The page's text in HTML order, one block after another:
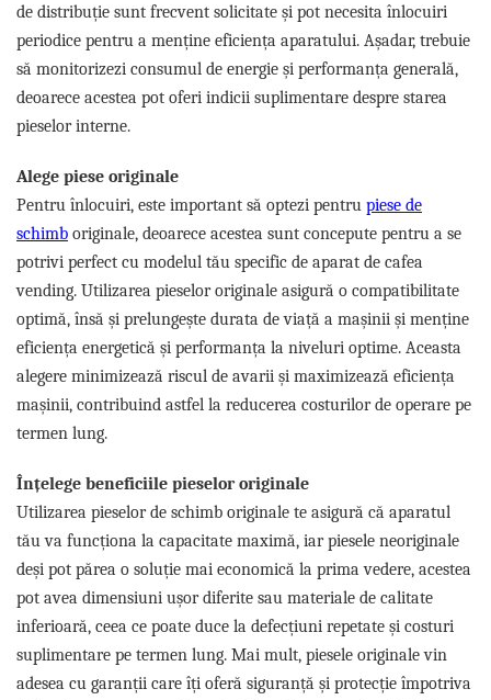
de distribuție sunt frecvent solicitate și pot necesita înlocuiri
periodice pentru a menține eficiența aparatului. Așadar, trebuie
să monitorizezi consumul de energie și performanța generală,
deoarece acestea pot oferi indicii suplimentare despre starea
pieselor interne.
Alege piese originale
Pentru înlocuiri, este important să optezi pentru piese de
schimb originale, deoarece acestea sunt concepute pentru a se
potrivi perfect cu modelul tău specific de aparat de cafea
vending. Utilizarea pieselor originale asigură o compatibilitate
optimă, însă și prelungește durata de viață a mașinii și menține
eficiența energetică și performanța la niveluri optime. Aceasta
alegere minimizează riscul de avarii și maximizează eficiența
mașinii, contribuind astfel la reducerea costurilor de operare pe
termen lung.
Înțelege beneficiile pieselor originale
Utilizarea pieselor de schimb originale te asigură că aparatul
tău va funcționa la capacitate maximă, iar piesele neoriginale
deși pot părea o soluție mai economică la prima vedere, acestea
pot avea dimensiuni ușor diferite sau materiale de calitate
inferioară, ceea ce poate duce la defecțiuni repetate și costuri
suplimentare pe termen lung. Mai mult, piesele originale vin
adesea cu garanții care îți oferă siguranță și protecție împotriva